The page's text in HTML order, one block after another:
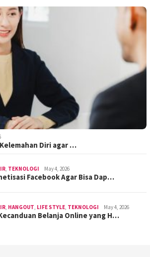
Diri agar …
TEKNOLOGI May 4, 2026
Facebook Agar Bisa Dap…
HANGOUT LIFE STYLE TEKNOLOGI May 4, 2026
Belanja Online yang H…